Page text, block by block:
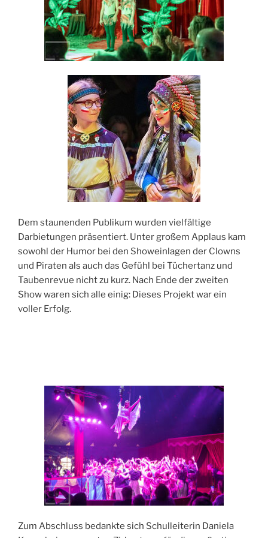
Dem staunenden Publikum wurden vielfältige
Darbietungen präsentiert. Unter großem Applaus kam
sowohl der Humor bei den Showeinlagen der Clowns
und Piraten als auch das Gefühl bei Tüchertanz und
Taubenrevue nicht zu kurz. Nach Ende der zweiten
Show waren sich alle einig: Dieses Projekt war ein
voller Erfolg.
Zum Abschluss bedankte sich Schulleiterin Daniela